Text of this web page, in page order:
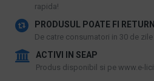
rapida!
PRODUSUL POATE FI
De catre consumatori in 30 de
ACTIVI IN SEAP
Produs disponibil si pe www.e-